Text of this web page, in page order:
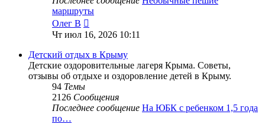
маршруты
Олег В
к
последнему
сообщению
Чт июл 16, 2026 10:11
Детский отдых в Крыму
Детские оздоровительные лагеря Крыма. Советы,
отзывы об отдыхе и оздоровление детей в Крыму.
94 Темы
2126 Сообщения
Последнее сообщение На ЮБК с ребенком 1,5 года
по…